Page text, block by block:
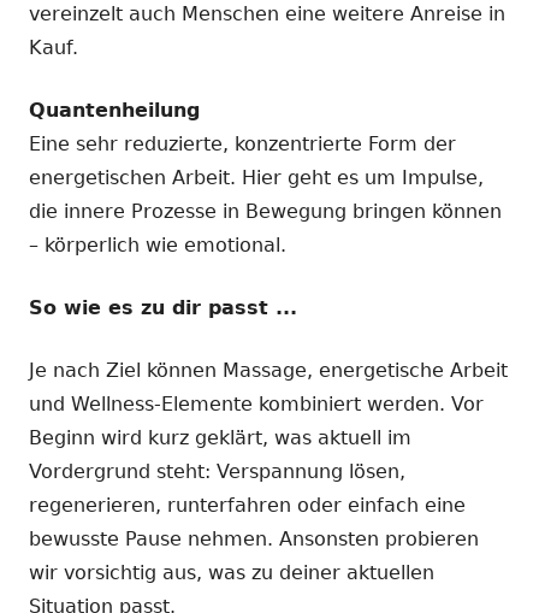
vereinzelt auch Menschen eine weitere Anreise in
Kauf.
Quantenheilung
Eine sehr reduzierte, konzentrierte Form der
energetischen Arbeit. Hier geht es um Impulse,
die innere Prozesse in Bewegung bringen können
– körperlich wie emotional.
So wie es zu dir passt ...
Je nach Ziel können Massage, energetische Arbeit
und Wellness-Elemente kombiniert werden. Vor
Beginn wird kurz geklärt, was aktuell im
Vordergrund steht: Verspannung lösen,
regenerieren, runterfahren oder einfach eine
bewusste Pause nehmen. Ansonsten probieren
wir vorsichtig aus, was zu deiner aktuellen
Situation passt.